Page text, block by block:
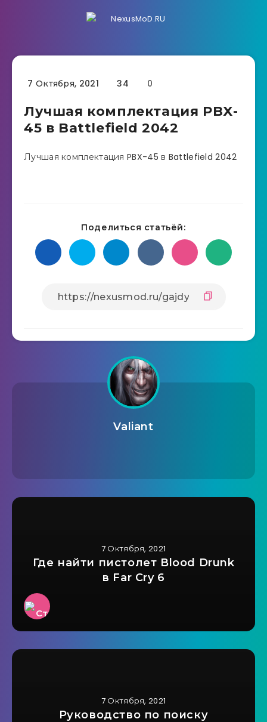
7 Октября, 2021 34 0
Лучшая комплектация PBX-
45 в Battlefield 2042
Лучшая комплектация PBX-45 в Battlefield 2042
Поделиться статьёй:
Valiant
7 Октября, 2021
Где найти пистолет Blood Drunk
в Far Cry 6
7 Октября, 2021
Руководство по поиску